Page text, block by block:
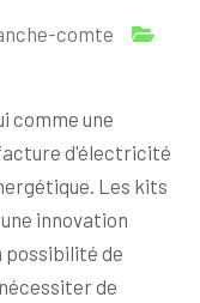
comte
comme une
d'électricité
Les kits
innovation
possibilité de
de